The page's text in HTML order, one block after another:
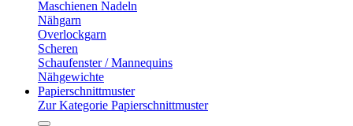
Maschienen Nadeln
Nähgarn
Overlockgarn
Scheren
Schaufenster / Mannequins
Nähgewichte
Papierschnittmuster
Zur Kategorie Papierschnittmuster